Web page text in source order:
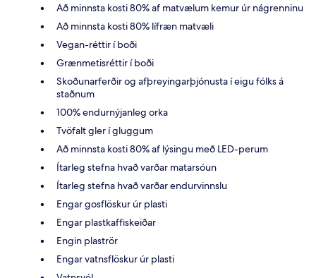
Að minnsta kosti 80% af matvælum kemur úr nágrenninu
Að minnsta kosti 80% lífræn matvæli
Vegan-réttir í boði
Grænmetisréttir í boði
Skoðunarferðir og afþreyingarþjónusta í eigu fólks á
staðnum
100% endurnýjanleg orka
Tvöfalt gler í gluggum
Að minnsta kosti 80% af lýsingu með LED-perum
Ítarleg stefna hvað varðar matarsóun
Ítarleg stefna hvað varðar endurvinnslu
Engar gosflöskur úr plasti
Engar plastkaffiskeiðar
Engin plaströr
Engar vatnsflöskur úr plasti